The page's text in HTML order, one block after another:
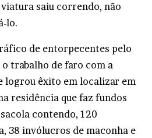
saiu correndo, não
lo.
de entorpecentes pelo
trabalho de faro com a
logrou êxito em localizar em
residência que faz fundos
contendo, 120
38 invólucros de maconha e